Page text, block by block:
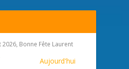
2026, Bonne Fête Laurent
Aujourd'hui